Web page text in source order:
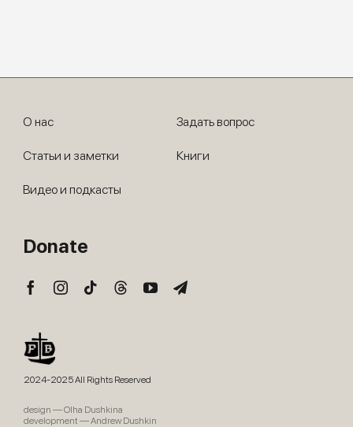
2024-2025 All Rights Reserved
design — Olha Dushkina
development — Andrew Dushkin
О нас
Статьи и заметки
Видео и подкасты
Задать вопрос
Книги
Donate